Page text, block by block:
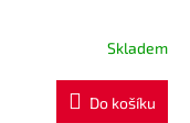
Skladem
Do košíku